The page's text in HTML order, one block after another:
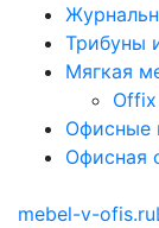
Трибуны
Мягкая
Офисные
Офисная
mebel-v-ofis.ru